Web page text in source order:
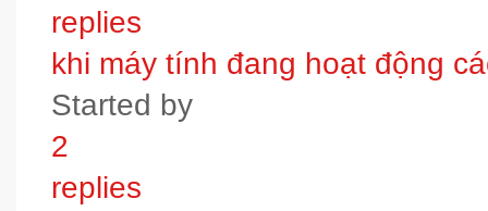
replies
khi máy tính đang hoạt động
Started by
2
replies